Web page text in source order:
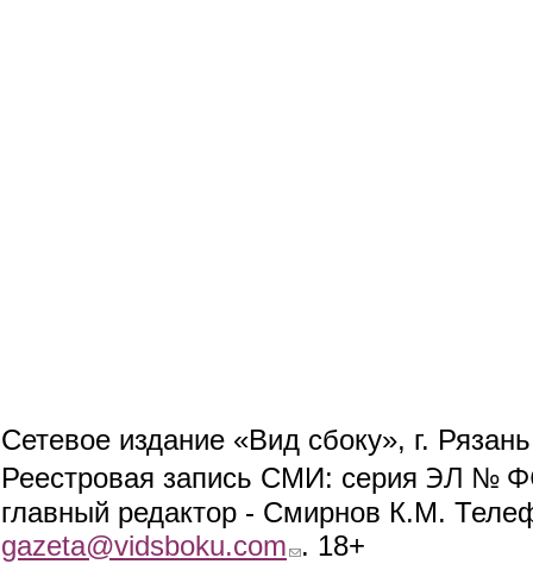
Сетевое издание «Вид сбоку», г.
Реестровая запись СМИ: серия ЭЛ №
главный редактор - Смирнов К.М.
gazeta@vidsboku.com (link sends e-mail)
. 18+